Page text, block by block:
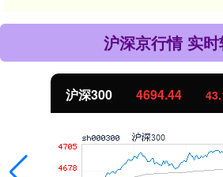
沪深京行情 实
43.13 0.93%